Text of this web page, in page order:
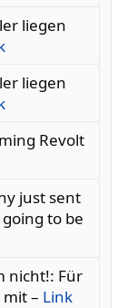
liegen
liegen
Revolt
just sent
to be
nicht!: Für
– Link